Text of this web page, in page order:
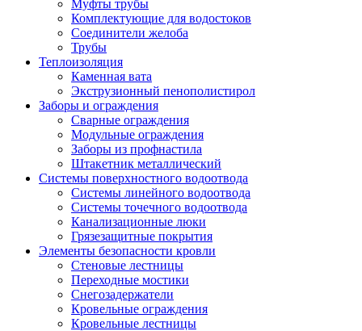
Муфты трубы
Комплектующие для водостоков
Соединители желоба
Трубы
Теплоизоляция
Каменная вата
Экструзионный пенополистирол
Заборы и ограждения
Сварные ограждения
Модульные ограждения
Заборы из профнастила
Штакетник металлический
Системы поверхностного водоотвода
Системы линейного водоотвода
Системы точечного водоотвода
Канализационные люки
Грязезащитные покрытия
Элементы безопасности кровли
Стеновые лестницы
Переходные мостики
Снегозадержатели
Кровельные ограждения
Кровельные лестницы